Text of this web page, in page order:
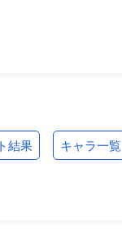
結果 キャラ一覧